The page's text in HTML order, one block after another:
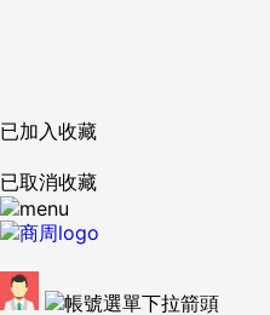
已加入收藏
已取消收藏